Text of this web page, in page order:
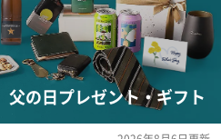
父の日プレゼント・ギフト